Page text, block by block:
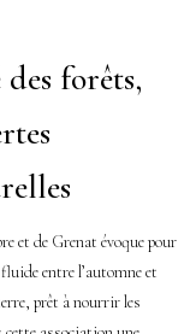
forêts,
et de Grenat évoque pour
entre l’automne et
prêt à nourrir les